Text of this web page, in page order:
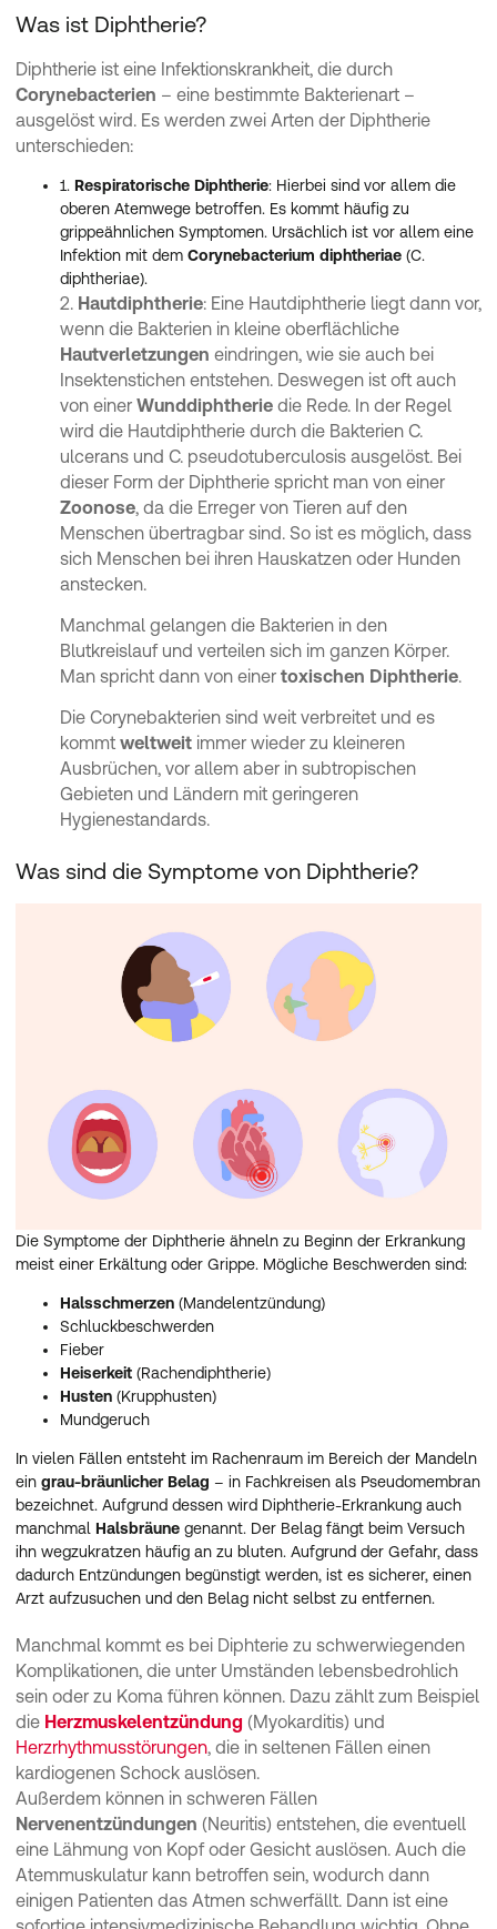
Was ist Diphtherie?
Diphtherie ist eine Infektionskrankheit, die durch
Corynebacterien – eine bestimmte Bakterienart –
ausgelöst wird. Es werden zwei Arten der Diphtherie
unterschieden:
1. Respiratorische Diphtherie: Hierbei sind vor allem die
oberen Atemwege betroffen. Es kommt häufig zu
grippeähnlichen Symptomen. Ursächlich ist vor allem eine
Infektion mit dem Corynebacterium diphtheriae (C.
diphtheriae).
2. Hautdiphtherie: Eine Hautdiphtherie liegt dann vor,
wenn die Bakterien in kleine oberflächliche
Hautverletzungen eindringen, wie sie auch bei
Insektenstichen entstehen. Deswegen ist oft auch
von einer Wunddiphtherie die Rede. In der Regel
wird die Hautdiphtherie durch die Bakterien C.
ulcerans und C. pseudotuberculosis ausgelöst. Bei
dieser Form der Diphtherie spricht man von einer
Zoonose, da die Erreger von Tieren auf den
Menschen übertragbar sind. So ist es möglich, dass
sich Menschen bei ihren Hauskatzen oder Hunden
anstecken.
Manchmal gelangen die Bakterien in den
Blutkreislauf und verteilen sich im ganzen Körper.
Man spricht dann von einer toxischen Diphtherie.
Die Corynebakterien sind weit verbreitet und es
kommt weltweit immer wieder zu kleineren
Ausbrüchen, vor allem aber in subtropischen
Gebieten und Ländern mit geringeren
Hygienestandards.
Was sind die Symptome von Diphtherie?
Die Symptome der Diphtherie ähneln zu Beginn der Erkrankung
meist einer Erkältung oder Grippe. Mögliche Beschwerden sind:
Halsschmerzen (Mandelentzündung)
Schluckbeschwerden
Fieber
Heiserkeit (Rachendiphtherie)
Husten (Krupphusten)
Mundgeruch
In vielen Fällen entsteht im Rachenraum im Bereich der Mandeln
ein grau-bräunlicher Belag – in Fachkreisen als Pseudomembran
bezeichnet. Aufgrund dessen wird Diphtherie-Erkrankung auch
manchmal Halsbräune genannt. Der Belag fängt beim Versuch
ihn wegzukratzen häufig an zu bluten. Aufgrund der Gefahr, dass
dadurch Entzündungen begünstigt werden, ist es sicherer, einen
Arzt aufzusuchen und den Belag nicht selbst zu entfernen.
Manchmal kommt es bei Diphterie zu schwerwiegenden
Komplikationen, die unter Umständen lebensbedrohlich
sein oder zu Koma führen können. Dazu zählt zum Beispiel
die Herzmuskelentzündung (Myokarditis) und
Herzrhythmusstörungen , die in seltenen Fällen einen
kardiogenen Schock auslösen.
Außerdem können in schweren Fällen
Nervenentzündungen (Neuritis) entstehen, die eventuell
eine Lähmung von Kopf oder Gesicht auslösen. Auch die
Atemmuskulatur kann betroffen sein, wodurch dann
einigen Patienten das Atmen schwerfällt. Dann ist eine